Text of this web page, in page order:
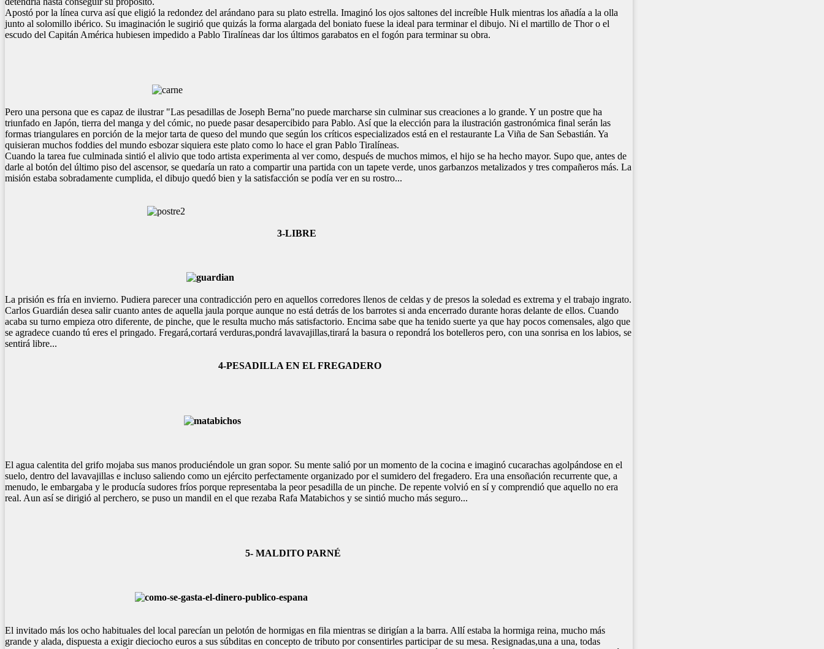
Apostó por la línea curva así que eligió la redondez del arándano para su plato estrella. Imaginó los ojos saltones del increíble Hulk mientras los añadía a la olla
junto al solomillo ibérico. Su imaginación le sugirió que quizás la forma alargada del boniato fuese la ideal para terminar el dibujo. Ni el martillo de Thor o el
escudo del Capitán América hubiesen impedido a Pablo Tiralíneas dar los últimos garabatos en el fogón para terminar su obra.
Pero una persona que es capaz de ilustrar "Las pesadillas de Joseph Berna"no puede marcharse sin culminar sus creaciones a lo grande. Y un postre que ha
triunfado en Japón, tierra del manga y del cómic, no puede pasar desapercibido para Pablo. Así que la elección para la ilustración gastronómica final serán las
formas triangulares en porción de la mejor tarta de queso del mundo que según los críticos especializados está en el restaurante La Viña de San Sebastián. Ya
quisieran muchos foddies del mundo esbozar siquiera este plato como lo hace el gran Pablo Tiralíneas.
Cuando la tarea fue culminada sintió el alivio que todo artista experimenta al ver como, después de muchos mimos, el hijo se ha hecho mayor. Supo que, antes de
darle al botón del último piso del ascensor, se quedaría un rato a compartir una partida con un tapete verde, unos garbanzos metalizados y tres compañeros más. La
misión estaba sobradamente cumplida, el dibujo quedó bien y la satisfacción se podía ver en su rostro...
3-LIBRE
La prisión es fría en invierno. Pudiera parecer una contradicción pero en aquellos corredores llenos de celdas y de presos la soledad es extrema y el trabajo ingrato.
Carlos Guardián desea salir cuanto antes de aquella jaula porque aunque no está detrás de los barrotes si anda encerrado durante horas delante de ellos. Cuando
acaba su turno empieza otro diferente, de pinche, que le resulta mucho más satisfactorio. Encima sabe que ha tenido suerte ya que hay pocos comensales, algo que
se agradece cuando tú eres el pringado. Fregará,cortará verduras,pondrá lavavajillas,tirará la basura o repondrá los botelleros pero, con una sonrisa en los labios, se
sentirá libre...
4-PESADILLA EN EL FREGADERO
El agua calentita del grifo mojaba sus manos produciéndole un gran sopor. Su mente salió por un momento de la cocina e imaginó cucarachas agolpándose en el
suelo, dentro del lavavajillas e incluso saliendo como un ejército perfectamente organizado por el sumidero del fregadero. Era una ensoñación recurrente que, a
menudo, le embargaba y le producía sudores fríos porque representaba la peor pesadilla de un pinche. De repente volvió en sí y comprendió que aquello no era
real. Aun así se dirigió al perchero, se puso un mandil en el que rezaba Rafa Matabichos y se sintió mucho más seguro...
5- MALDITO PARNÉ
El invitado más los ocho habituales del local parecían un pelotón de hormigas en fila mientras se dirigían a la barra. Allí estaba la hormiga reina, mucho más
grande y alada, dispuesta a exigir dieciocho euros a sus súbditas en concepto de tributo por consentirles participar de su mesa. Resignadas,una a una, todas